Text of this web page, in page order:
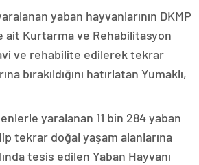
yaban hayvanlarının DKMP
ait Kurtarma ve Rehabilitasyon
ve rehabilite edilerek tekrar
bırakıldığını hatırlatan Yumaklı,
yaralanan 11 bin 284 yaban
tekrar doğal yaşam alanlarına
tesis edilen Yaban Hayvanı